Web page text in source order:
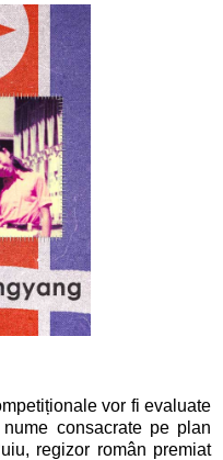
vor fi evaluate
consacrate pe plan
regizor român premiat